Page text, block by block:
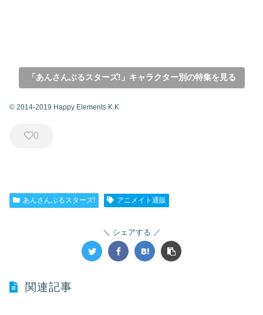
「あんさんぶるスターズ!」キャラクター別の特集を見る
© 2014-2019 Happy Elements K.K
0
あんさんぶるスターズ! アニメイト通販
シェアする
関連記事